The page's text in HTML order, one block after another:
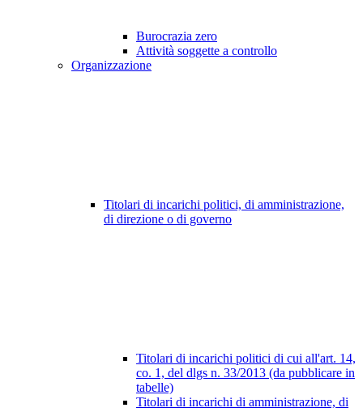
Burocrazia zero
Attività soggette a controllo
Organizzazione
Titolari di incarichi politici, di amministrazione,
di direzione o di governo
Titolari di incarichi politici di cui all'art. 14,
co. 1, del dlgs n. 33/2013 (da pubblicare in
tabelle)
Titolari di incarichi di amministrazione, di